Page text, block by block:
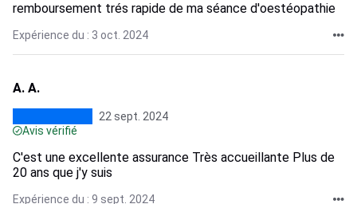
remboursement trés rapide de ma séance d'oestéopathie
Expérience du : 3 oct. 2024
A. A.
22 sept. 2024
Avis vérifié
C'est une excellente assurance Très accueillante Plus de
20 ans que j'y suis
Expérience du : 9 sept. 2024